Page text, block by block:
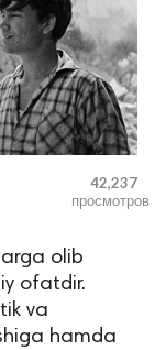
42,237
просмотров
olib
ofatdir.
va
hamda